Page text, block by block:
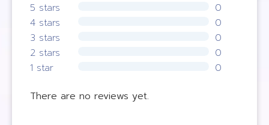
5 stars
0
4 stars
0
3 stars
0
2 stars
0
1 star
0
There are no reviews yet.